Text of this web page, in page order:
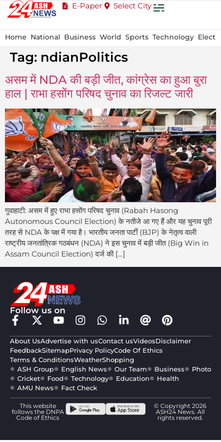
E-Paper Select City
Home National Business World Sports Technology
Tag: ndianPolitics
असम में NDA की बड़ी जीत, कांग्रेस का हुआ बुरा
हाल | राभा हसोंग परिषद चुनाव का रिजल्ट जारी
गुवाहाटी: असम में हुए राभा हसोंग परिषद चुनाव (Rabah Hasong
Autonomous Council Election) के नतीजे आ गए हैं और यह चुनाव पूरी
तरह से NDA के पक्ष में गया है। भारतीय जनता पार्टी (BJP) के नेतृत्व वाली
राष्ट्रीय जनतांत्रिक गठबंधन (NDA) ने इस चुनाव में बड़ी जीत (Big Win in
Assam Council Election) दर्ज की […]
Follow us on
About UsAdvertise with usContact usVideosDisclaimer
FeedbackSitemapPrivacy PolicyCode Of Ethics
Terms & ConditionsWeatherShopping
ASH Group
English News Our Team Business
Photo
Cricket
Food Technology Education
Health
AMU News
Fact Check
This website
follows the DNPA
Code of Ethics
© Copyright 2026
ASH24 News. All
rights reserved.